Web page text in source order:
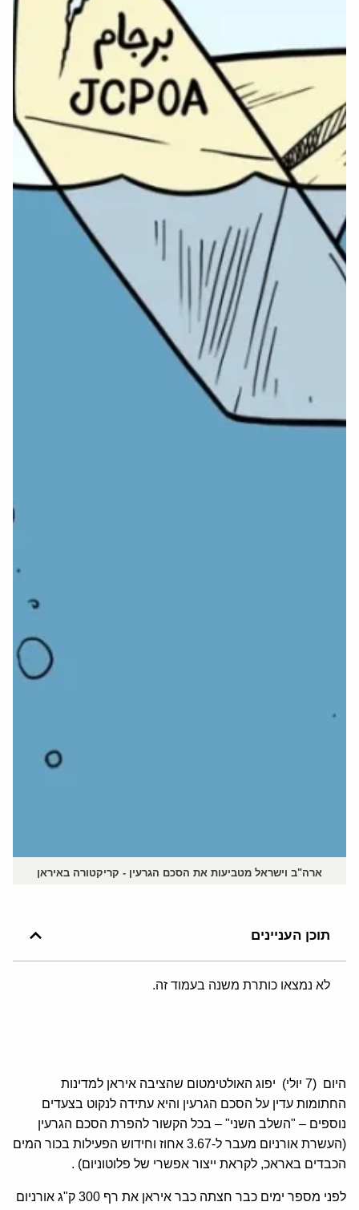
ארה"ב וישראל מטביעות את הסכם הגרעין - קריקטורה באיראן
תוכן העניינים
לא נמצאו כותרת משנה בעמוד זה.
היום (7 יולי) יפוג האולטימטום שהציבה איראן למדינות
החתומות עדין על הסכם הגרעין והיא עתידה לנקוט בצעדים
נוספים – "השלב השני" – בכל הקשור להפרת הסכם הגרעין
(העשרת אורניום מעבר ל-3.67 אחוז וחידוש הפעילות בכור המים
הכבדים באראכ, לקראת ייצור אפשרי של פלוטוניום) .
לפני מספר ימים כבר חצתה כבר איראן את רף 300 ק"ג אורניום